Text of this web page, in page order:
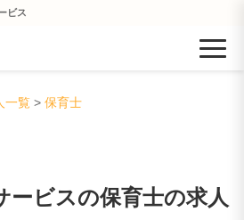
ビス
一覧> 保育士
ービスの保育士の求人